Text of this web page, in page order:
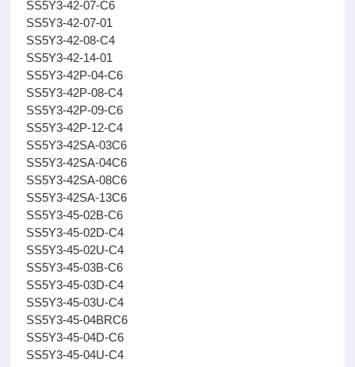
SS5Y3-42-07-C6
SS5Y3-42-07-01
SS5Y3-42-08-C4
SS5Y3-42-14-01
SS5Y3-42P-04-C6
SS5Y3-42P-08-C4
SS5Y3-42P-09-C6
SS5Y3-42P-12-C4
SS5Y3-42SA-03C6
SS5Y3-42SA-04C6
SS5Y3-42SA-08C6
SS5Y3-42SA-13C6
SS5Y3-45-02B-C6
SS5Y3-45-02D-C4
SS5Y3-45-02U-C4
SS5Y3-45-03B-C6
SS5Y3-45-03D-C4
SS5Y3-45-03U-C4
SS5Y3-45-04BRC6
SS5Y3-45-04D-C6
SS5Y3-45-04U-C4